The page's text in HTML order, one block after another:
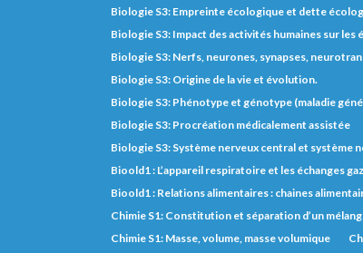
Biologie S3: Empreinte écologique et dette
Biologie S3: Impact des activités humaines sur les
Biologie S3: Nerfs, neurones, synapses,
Biologie S3: Origine de la vie et évolution.
Biologie S3: Phénotype et génotype (maladie
Biologie S3: Procréation médicalement assistée
Biologie S3: Système nerveux central et système
Bioold1 : L’appareil respiratoire et les échanges
Bioold1 : Relations alimentaires : chaines
Chimie S1: Constitution et séparation d’un
Chimie S1: Masse, volume, masse volumique